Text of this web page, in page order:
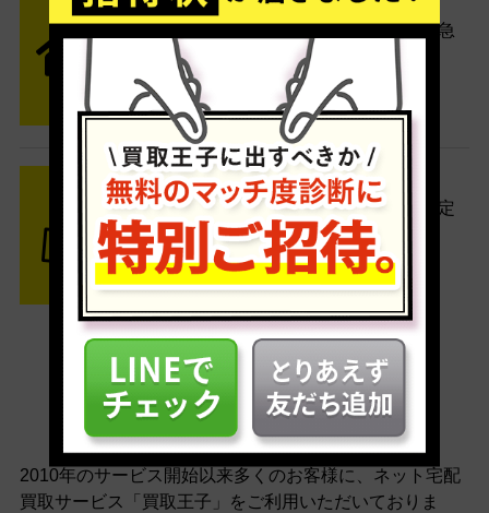
送料無料でご自宅から発送！佐川急
便がご自宅まで引き取りに伺いま
す。
STEP3 ご入金
査定結果はメールでお知らせ。査定
結果がOKなら金額をお支払い！
安心の買取実績
2010年のサービス開始以来多くのお客様に、 ネット宅配
買取サービス「買取王子」をご利用いただいておりま